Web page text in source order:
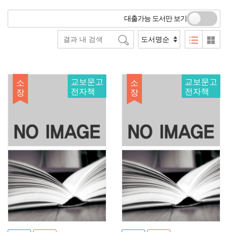
대출가능 도서만 보기
소
장
교보문고
전자책
소
장
교보문고
전자책